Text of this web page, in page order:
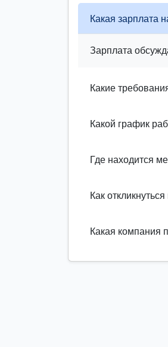
Какая зарплата
Зарплата
Какие
Какой график
Где находится
Как
Какая компания